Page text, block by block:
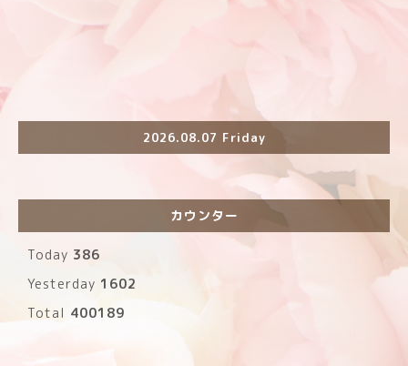
2026.08.07 Friday
カウンター
Today 386
Yesterday 1602
Total 400189